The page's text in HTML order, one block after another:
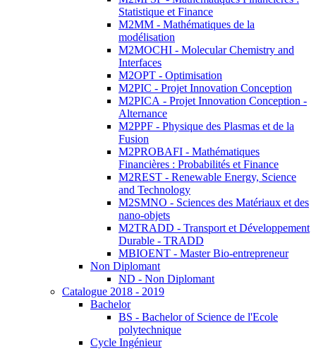
Statistique et Finance
M2MM - Mathématiques de la
modélisation
M2MOCHI - Molecular Chemistry and
Interfaces
M2OPT - Optimisation
M2PIC - Projet Innovation Conception
M2PICA - Projet Innovation Conception -
Alternance
M2PPF - Physique des Plasmas et de la
Fusion
M2PROBAFI - Mathématiques
Financières : Probabilités et Finance
M2REST - Renewable Energy, Science
and Technology
M2SMNO - Sciences des Matériaux et des
nano-objets
M2TRADD - Transport et Développement
Durable - TRADD
MBIOENT - Master Bio-entrepreneur
Non Diplomant
ND - Non Diplomant
Catalogue 2018 - 2019
Bachelor
BS - Bachelor of Science de l'Ecole
polytechnique
Cycle Ingénieur